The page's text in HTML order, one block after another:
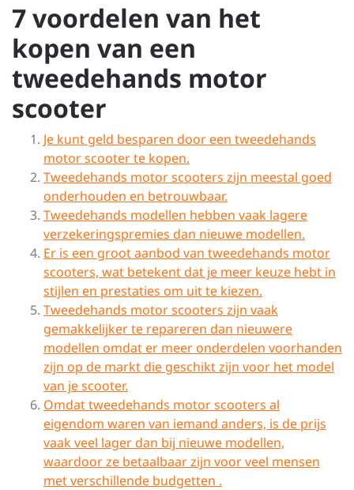
7 voordelen van het
kopen van een
tweedehands motor
scooter
Je kunt geld besparen door een tweedehands
motor scooter te kopen.
Tweedehands motor scooters zijn meestal goed
onderhouden en betrouwbaar.
Tweedehands modellen hebben vaak lagere
verzekeringspremies dan nieuwe modellen.
Er is een groot aanbod van tweedehands motor
scooters, wat betekent dat je meer keuze hebt in
stijlen en prestaties om uit te kiezen.
Tweedehands motor scooters zijn vaak
gemakkelijker te repareren dan nieuwere
modellen omdat er meer onderdelen voorhanden
zijn op de markt die geschikt zijn voor het model
van je scooter.
Omdat tweedehands motor scooters al
eigendom waren van iemand anders, is de prijs
vaak veel lager dan bij nieuwe modellen,
waardoor ze betaalbaar zijn voor veel mensen
met verschillende budgetten .